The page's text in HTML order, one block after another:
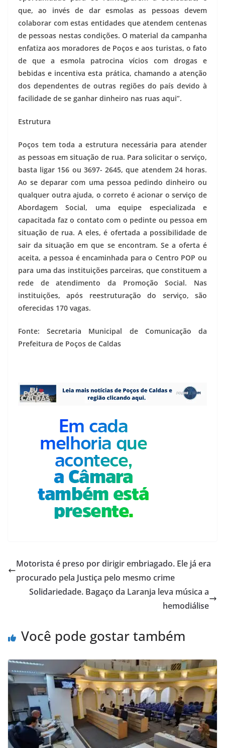
que, ao invés de dar esmolas as pessoas devem
colaborar com estas entidades que atendem centenas
de pessoas nestas condições. O material da campanha
enfatiza aos moradores de Poços e aos turistas, o fato
de que a esmola patrocina vícios com drogas e
bebidas e incentiva esta prática, chamando a atenção
dos dependentes de outras regiões do país devido à
facilidade de se ganhar dinheiro nas ruas aqui”.
Estrutura
Poços tem toda a estrutura necessária para atender
as pessoas em situação de rua. Para solicitar o serviço,
basta ligar 156 ou 3697- 2645, que atendem 24 horas.
Ao se deparar com uma pessoa pedindo dinheiro ou
qualquer outra ajuda, o correto é acionar o serviço de
Abordagem Social, uma equipe especializada e
capacitada faz o contato com o pedinte ou pessoa em
situação de rua. A eles, é ofertada a possibilidade de
sair da situação em que se encontram. Se a oferta é
aceita, a pessoa é encaminhada para o Centro POP ou
para uma das instituições parceiras, que constituem a
rede de atendimento da Promoção Social. Nas
instituições, após reestruturação do serviço, são
oferecidas 170 vagas.
Fonte: Secretaria Municipal de Comunicação da
Prefeitura de Poços de Caldas
Motorista é preso por dirigir embriagado. Ele já era
procurado pela Justiça pelo mesmo crime
Solidariedade. Bagaço da Laranja leva música a
hemodiálise
Você pode gostar também